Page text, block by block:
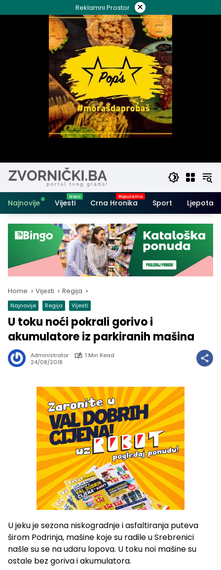
to
Reklamni Prostor ×
Najnovije Vijesti Crna Hronika Sport Ljepota i
Home Vijesti Regija
Najnovije Regija Vijesti
U toku noći pokrali gorivo i
akumulatore iz parkiranih mašina
Administrator
1 Min Read
24/08/2018
U jeku je sezona niskogradnje i asfaltiranja puteva
širom Podrinja, mašine koje su radile u Srebrenici
našle su se na udaru lopova. U toku noi mašine su
ostale bez goriva i akumulatora.